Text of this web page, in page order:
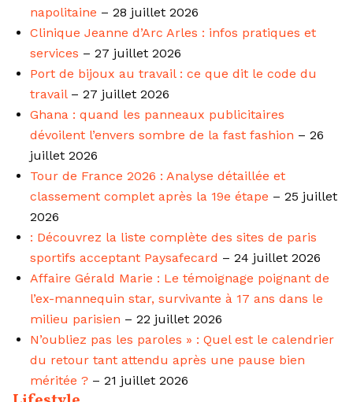
napolitaine – 28 juillet 2026
Clinique Jeanne d’Arc Arles : infos pratiques et
services – 27 juillet 2026
Port de bijoux au travail : ce que dit le code du
travail– 27 juillet 2026
Ghana : quand les panneaux publicitaires
dévoilent l’envers sombre de la fast fashion – 26
juillet 2026
Tour de France 2026 : Analyse détaillée et
classement complet après la 19e étape – 25 juillet
2026
: Découvrez la liste complète des sites de paris
sportifs acceptant Paysafecard – 24 juillet 2026
Affaire Gérald Marie : Le témoignage poignant de
l’ex-mannequin star, survivante à 17 ans dans le
milieu parisien – 22 juillet 2026
N’oubliez pas les paroles » : Quel est le calendrier
du retour tant attendu après une pause bien
méritée ? – 21 juillet 2026